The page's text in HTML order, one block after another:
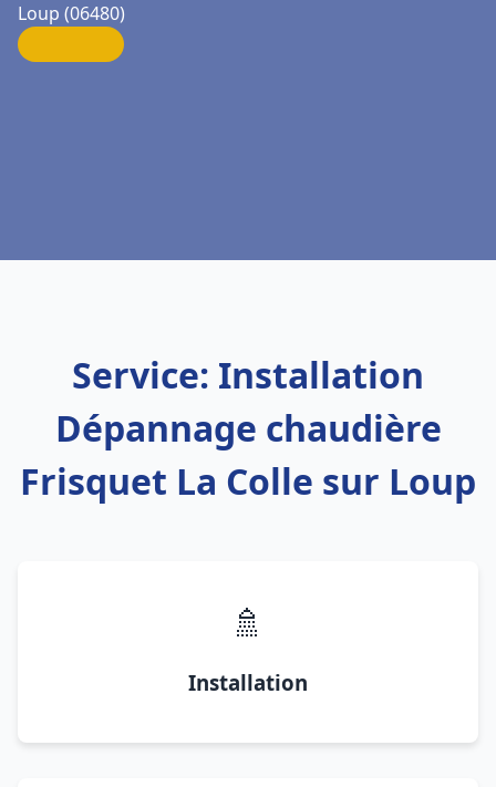
Loup (06480)
Service: Installation
Dépannage chaudière
Frisquet La Colle sur Loup
🚿
Installation